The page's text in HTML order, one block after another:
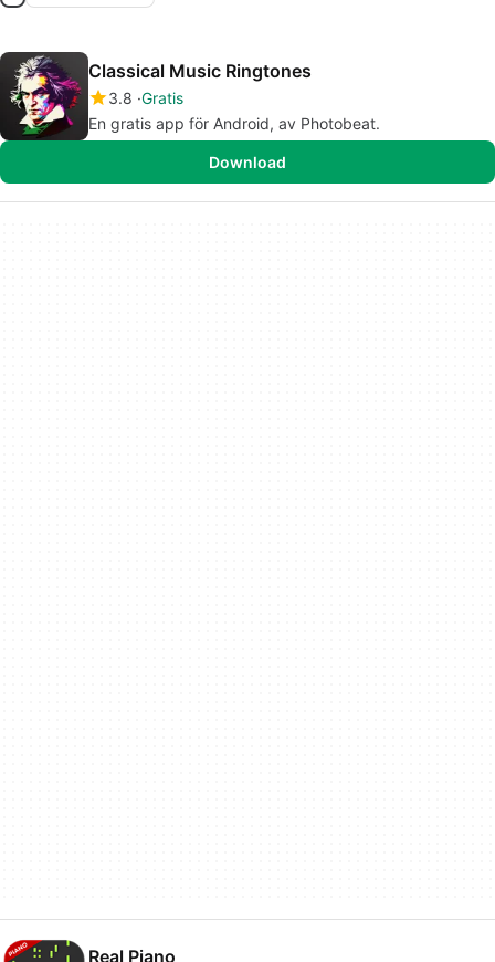
Classical Music Ringtones
3.8 Gratis
En gratis app för Android, av Photobeat.
Download
Real Piano